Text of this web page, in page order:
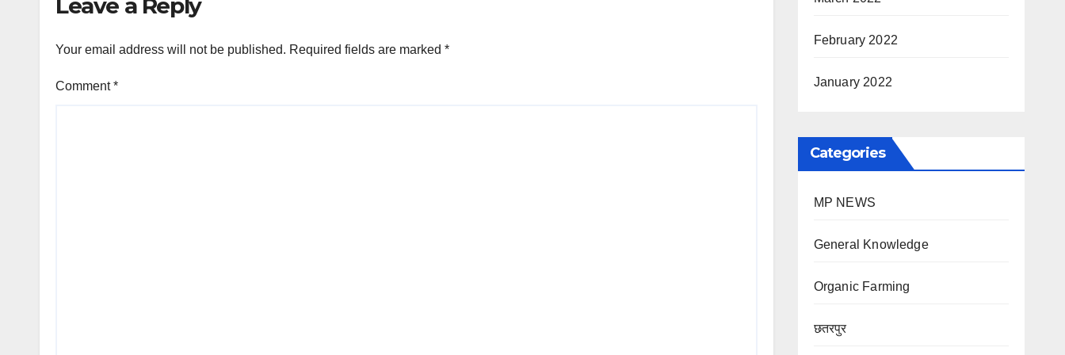
Leave a Reply
Your email address will not be published. Required fields are marked *
Comment*
February 2022
January 2022
Categories
MP NEWS
General Knowledge
Organic Farming
छतरपुर